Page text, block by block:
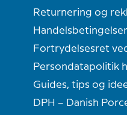
Returnering og
Handelsbetingelser
Fortrydelsesret
Persondatapolitik
Guides, tips og
DPH – Danish